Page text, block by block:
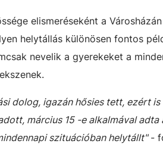
elismeréseként a
helytállás különösen fontos
nevelik a gyerekeket a
dolog, igazán hősies tett, ezért
március 15 -e alkalmával adta
szituációban helytállt"-